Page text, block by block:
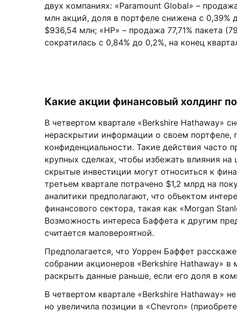
двух компаниях: «Paramount Global» –
млн акций, доля в портфеле снижена с 0,39%
$936,54 млн; «HP» – продажа 77,71% пакета
сократилась с 0,84% до 0,2%, на конец
Какие акции финансовый холдинг
В четвертом квартале «Berkshire Hathaway»
нераскрытии информации о своем портфеле,
конфиденциальности. Такие действия часто
крупных сделках, чтобы избежать влияния
скрытые инвестиции могут относиться к
третьем квартале потрачено $1,2 млрд на
аналитики предполагают, что объектом
финансового сектора, такая как «Morgan
Возможность интереса Баффета к другим
считается маловероятной.
Предполагается, что Уоррен Баффет
собрании акционеров «Berkshire Hathaway»
раскрыть данные раньше, если его доля в
В четвертом квартале «Berkshire Hathaway»
но увеличила позиции в «Chevron»